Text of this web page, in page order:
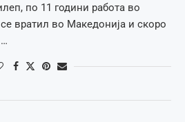
по 11 години работа во
вратил во Македонија и скоро